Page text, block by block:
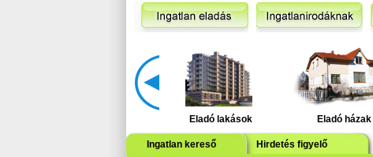
Eladó lakások Eladó házak
Ingatlan kereső Hirdetés figyelő